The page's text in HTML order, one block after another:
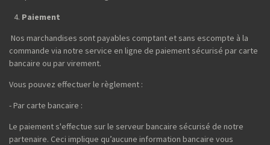
Paiement
Nos marchandises sont payables comptant et sans escompte à la
commande via notre service en ligne de paiement sécurisé par carte
bancaire ou par virement.
Vous pouvez effectuer le règlement :
- Par carte bancaire :
Le paiement s'effectue sur le serveur bancaire sécurisé de notre
partenaire. Ceci implique qu’aucune information bancaire vous